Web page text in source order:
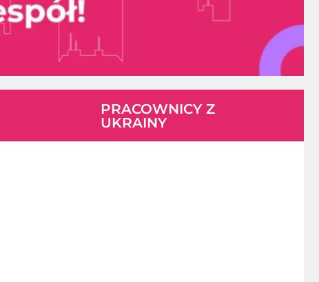
PRACOWNICY Z
UKRAINY